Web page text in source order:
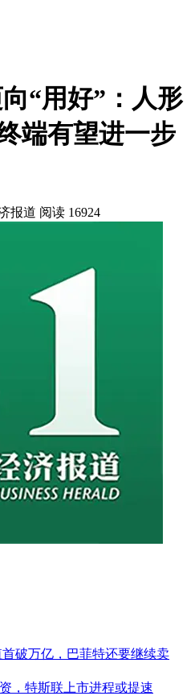
“用好”：人形
端有望进一步
报道 阅读 16924
破万亿，巴菲特还要继续卖
，特斯联上市进程或提速